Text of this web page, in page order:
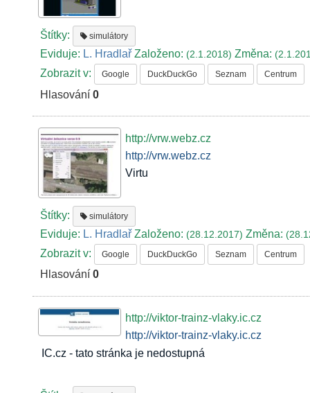
Štítky: simulátory
Eviduje: L. Hradlař Založeno:(2.1.2018)Změna:
Zobrazit v: Google DuckDuckGo Seznam Centrum
Hlasování0
http://vrw.webz.cz
http://vrw.webz.cz
Virtu
Štítky: simulátory
Eviduje: L. Hradlař Založeno:(28.12.2017)Změna:
Zobrazit v: Google DuckDuckGo Seznam Centrum
Hlasování0
http://viktor-trainz-vlaky.ic.cz
http://viktor-trainz-vlaky.ic.cz
IC.cz - tato stránka je nedostupná